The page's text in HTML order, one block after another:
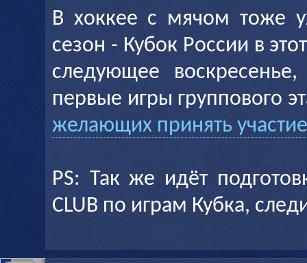
В хоккее с мячом тоже
сезон - Кубок России в
следующее воскресенье,
первые игры группового
желающих принять
PS: Так же идёт
CLUB по играм Кубка,